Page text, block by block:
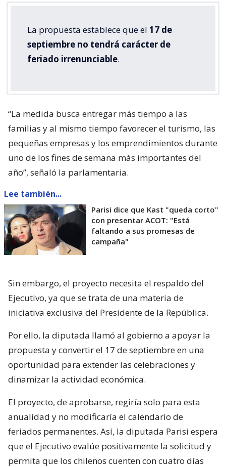
La propuesta establece que el 17 de
septiembre no tendrá carácter de
feriado irrenunciable.
“La medida busca entregar más tiempo a las
familias y al mismo tiempo favorecer el turismo, las
pequeñas empresas y los emprendimientos durante
uno de los fines de semana más importantes del
año”, señaló la parlamentaria.
Lee también...
Parisi dice que Kast "queda corto"
con presentar ACOT: "Está
faltando a sus promesas de
campaña"
Sin embargo, el proyecto necesita el respaldo del
Ejecutivo, ya que se trata de una materia de
iniciativa exclusiva del Presidente de la República.
Por ello, la diputada llamó al gobierno a apoyar la
propuesta y convertir el 17 de septiembre en una
oportunidad para extender las celebraciones y
dinamizar la actividad económica.
El proyecto, de aprobarse, regiría solo para esta
anualidad y no modificaría el calendario de
feriados permanentes. Así, la diputada Parisi espera
que el Ejecutivo evalúe positivamente la solicitud y
permita que los chilenos cuenten con cuatro días